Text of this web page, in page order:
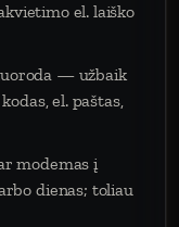
el. laiško
— užbaik
el. paštas,
modemas į
dienas; toliau